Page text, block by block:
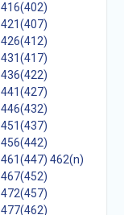
416(402)
421(407)
426(412)
431(417)
436(422)
441(427)
446(432)
451(437)
456(442)
461(447) 462(n)
467(452)
472(457)
477(462)